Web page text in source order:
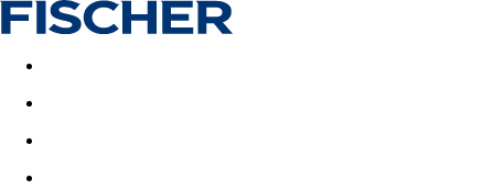
Akční nabídky Last minute